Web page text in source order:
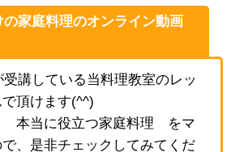
家庭料理のオンライン動画
受講している当料理教室のレッ
頂けます(^^)
¨本当に役立つ家庭料理¨をマ
、是非チェックしてみてくだ